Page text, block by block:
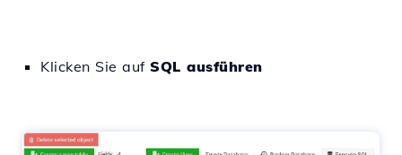
Klicken Sie auf SQL ausführen